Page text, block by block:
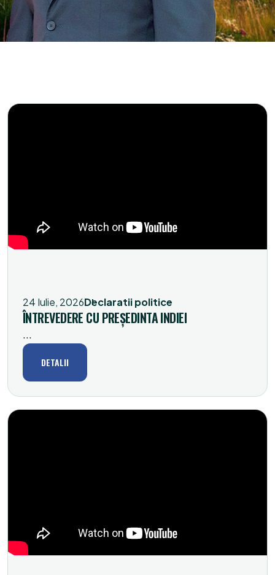
24 Iulie, 2026Declaratii politice
ÎNTREVEDERE CU PREȘEDINTA INDIEI
...
DETALII